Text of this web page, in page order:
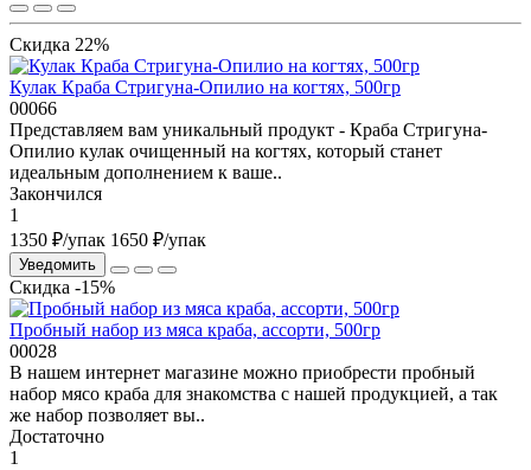
Скидка 22%
Кулак Краба Стригуна-Опилио на когтях, 500гр
00066
Представляем вам уникальный продукт - Краба Стригуна-
Опилио кулак очищенный на когтях, который станет
идеальным дополнением к ваше..
Закончился
1
1350 ₽/упак 1650 ₽/упак
Уведомить
Скидка -15%
Пробный набор из мяса краба, ассорти, 500гр
00028
В нашем интернет магазине можно приобрести пробный
набор мясо краба для знакомства с нашей продукцией, а так
же набор позволяет вы..
Достаточно
1